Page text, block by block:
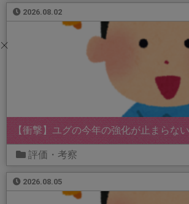
2026.08.02
【衝撃】ユグの今年の強化が止まらな
評価・考察
2026.08.05